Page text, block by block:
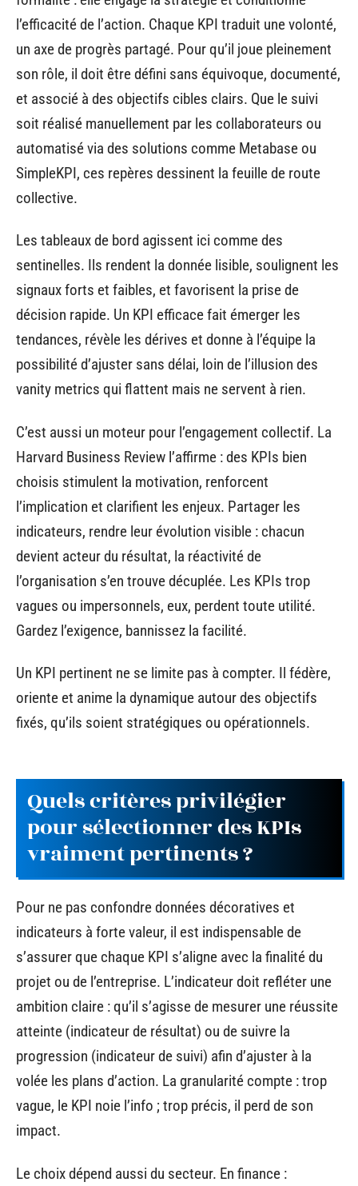
l’efficacité de l’action. Chaque KPI traduit une volonté,
un axe de progrès partagé. Pour qu’il joue pleinement
son rôle, il doit être défini sans équivoque, documenté,
et associé à des objectifs cibles clairs. Que le suivi
soit réalisé manuellement par les collaborateurs ou
automatisé via des solutions comme Metabase ou
SimpleKPI, ces repères dessinent la feuille de route
collective.
Les tableaux de bord agissent ici comme des
sentinelles. Ils rendent la donnée lisible, soulignent les
signaux forts et faibles, et favorisent la prise de
décision rapide. Un KPI efficace fait émerger les
tendances, révèle les dérives et donne à l’équipe la
possibilité d’ajuster sans délai, loin de l’illusion des
vanity metrics qui flattent mais ne servent à rien.
C’est aussi un moteur pour l’engagement collectif. La
Harvard Business Review l’affirme : des KPIs bien
choisis stimulent la motivation, renforcent
l’implication et clarifient les enjeux. Partager les
indicateurs, rendre leur évolution visible : chacun
devient acteur du résultat, la réactivité de
l’organisation s’en trouve décuplée. Les KPIs trop
vagues ou impersonnels, eux, perdent toute utilité.
Gardez l’exigence, bannissez la facilité.
Un KPI pertinent ne se limite pas à compter. Il fédère,
oriente et anime la dynamique autour des objectifs
fixés, qu’ils soient stratégiques ou opérationnels.
Quels critères privilégier
pour sélectionner des KPIs
vraiment pertinents ?
Pour ne pas confondre données décoratives et
indicateurs à forte valeur, il est indispensable de
s’assurer que chaque KPI s’aligne avec la finalité du
projet ou de l’entreprise. L’indicateur doit refléter une
ambition claire : qu’il s’agisse de mesurer une réussite
atteinte (indicateur de résultat) ou de suivre la
progression (indicateur de suivi) afin d’ajuster à la
volée les plans d’action. La granularité compte : trop
vague, le KPI noie l’info ; trop précis, il perd de son
impact.
Le choix dépend aussi du secteur. En finance :